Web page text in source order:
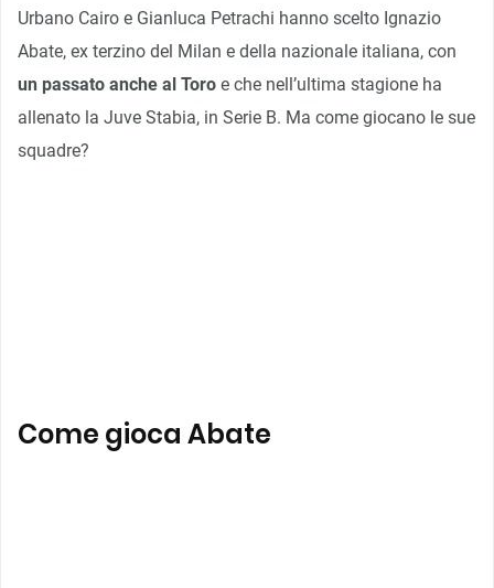
Urbano Cairo e Gianluca Petrachi hanno scelto Ignazio
Abate, ex terzino del Milan e della nazionale italiana, con
un passato anche al Toro e che nell’ultima stagione ha
allenato la Juve Stabia, in Serie B. Ma come giocano le sue
squadre?
Come gioca Abate